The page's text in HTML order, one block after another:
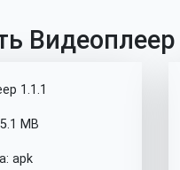
1.1.1
MB
apk